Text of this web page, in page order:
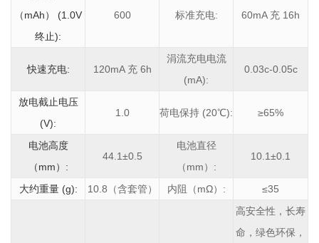
（mAh） (1.0V
终止):
600 标准充电: 60mA 充 16h
快速充电: 120mA 充 6h
涓流充电电流
(mA):
0.03c-0.05c
放电截止电压
(V):
1.0 荷电保持 (20℃): ≥65%
电池高度
（mm）:
44.1±0.5
电池直径
（mm）:
10.1±0.1
大约重量 (g): 10.8（含套管） 内阻（mΩ）:
≤35
高安全性，长寿
命，绿色环保，